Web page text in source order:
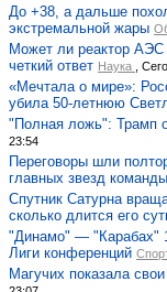
До +38, а дальше
экстремальной жары
Может ли реактор АЭС
четкий ответ Наука ,
«Мечтала о мире»:
убила 50-летнюю
"Полная ложь": Трамп
23:54
Переговоры шли
главных звезд команды
Спутник Сатурна
сколько длится его
"Динамо" — "Карабах"
Лиги конференций
Магучих показала